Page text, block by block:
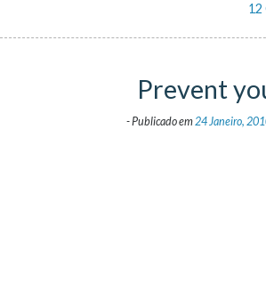
12
Prevent
-Publicado em 24 Janeiro,